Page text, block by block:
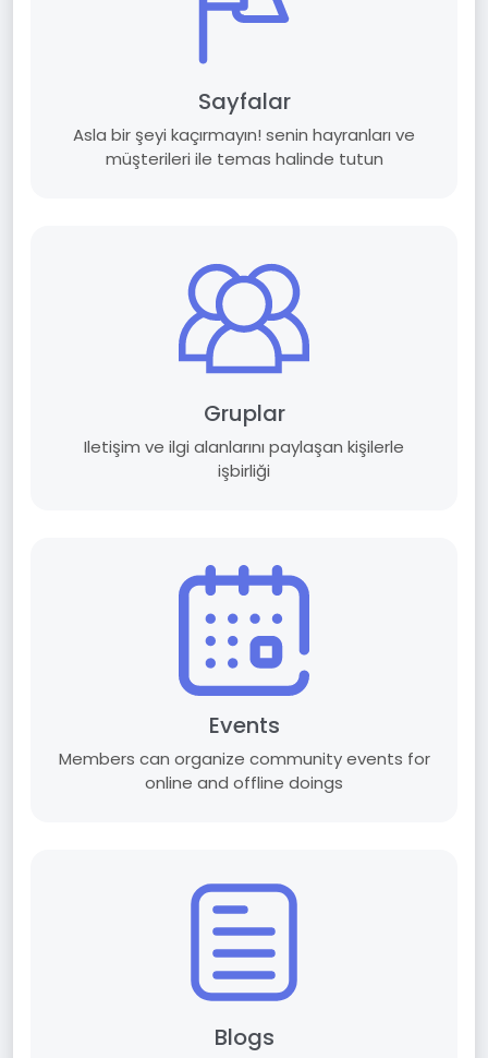
Sayfalar
Asla bir şeyi kaçırmayın! senin hayranları ve
müşterileri ile temas halinde tutun
Gruplar
Iletişim ve ilgi alanlarını paylaşan kişilerle
işbirliği
Events
Members can organize community events for
online and offline doings
Blogs